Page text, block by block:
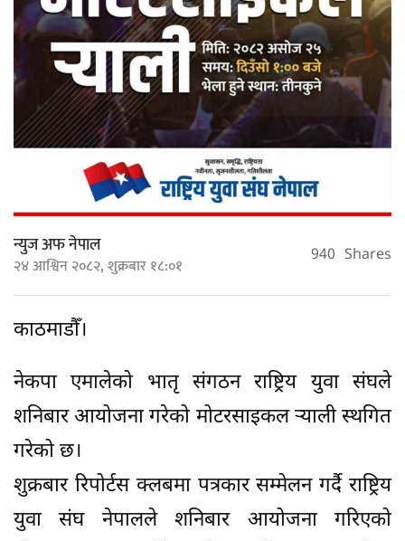
न्युज अफ नेपाल
२४ आश्विन २०८२, शुक्रबार १८:०१ 940 Shares
काठमाडौँ।
नेकपा एमालेको भातृ संगठन राष्ट्रिय युवा संघले
शनिबार आयोजना गरेको मोटरसाइकल र्‍याली स्थगित
गरेको छ।
शुक्रबार रिपोर्टस क्लबमा पत्रकार सम्मेलन गर्दै राष्ट्रिय
युवा संघ नेपालले शनिबार आयोजना गरिएको